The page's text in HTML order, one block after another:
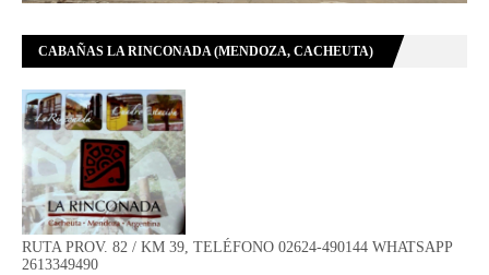
CABAÑAS LA RINCONADA (MENDOZA, CACHEUTA)
RUTA PROV. 82 / KM 39, TELÉFONO 02624-490144 WHATSAPP
2613349490